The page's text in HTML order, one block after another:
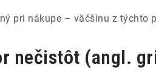
pri nákupe – väčšinu z týchto
nečistôt (angl.